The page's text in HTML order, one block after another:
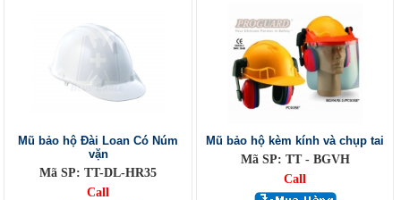
Mũ bảo hộ Đài Loan Có Núm
vặn
Mã SP: TT-DL-HR35
Call
Mũ bảo hộ kèm kính và chụp tai
Mã SP: TT - BGVH
Call